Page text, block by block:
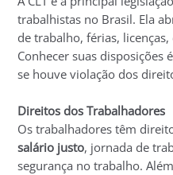
trabalhistas no Brasil. Ela
de trabalho, férias,
Conhecer suas
se houve violação dos
Direitos dos Trabalhadores
Os trabalhadores têm
salário justo, jornada de
segurança no trabalho.